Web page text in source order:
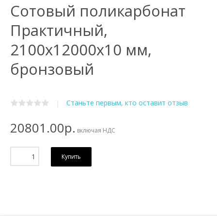
Сотовый поликарбонат
Практичный,
2100х12000x10 мм,
бронзовый
| Станьте первым, кто оставит отзыв
20801.00р. включая НДС
Купить